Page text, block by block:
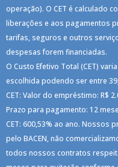
operação). O CET é calculado
liberações e aos pagamentos
tarifas, seguros e outros
despesas forem financiadas.
O Custo Efetivo Total (CET)
escolhida podendo ser entre
CET: Valor do empréstimo: R$
Prazo para pagamento: 12
CET: 600,53% ao ano. Nossos
pelo BACEN, não
todos nossos contratos